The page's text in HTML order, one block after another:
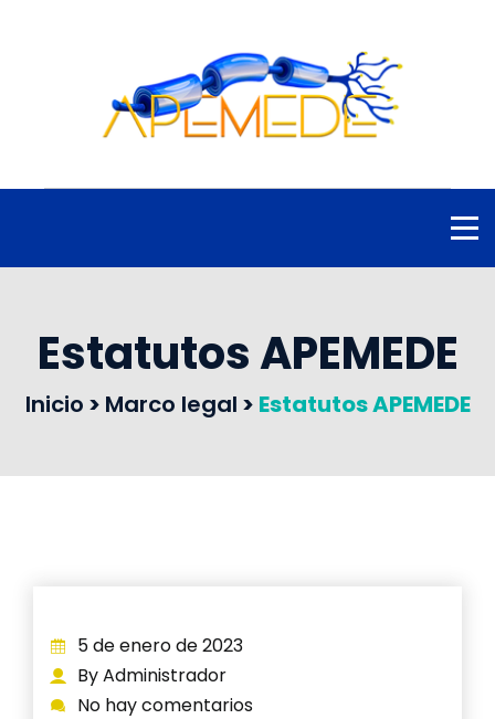
Estatutos APEMEDE
Inicio > Marco legal > Estatutos APEMEDE
5 de enero de 2023
By Administrador
No hay comentarios